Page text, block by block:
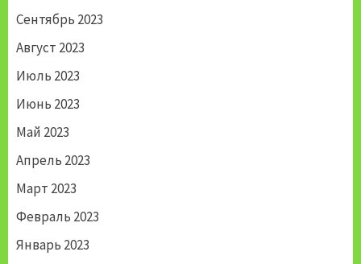
Сентябрь 2023
Август 2023
Июль 2023
Июнь 2023
Май 2023
Апрель 2023
Март 2023
Февраль 2023
Январь 2023